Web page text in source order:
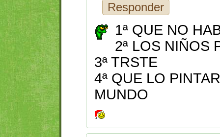
Responder
1ª QUE NO
2ª LOS NIÑOS
3ª TRSTE
4ª QUE LO
MUNDO